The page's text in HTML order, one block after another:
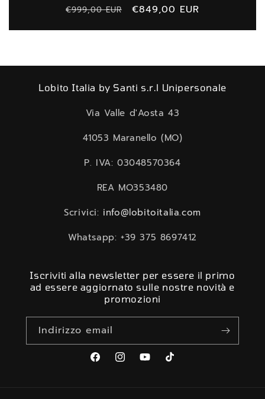
Prezzo
€999,00 EUR
Prezzo
€849,00 EUR
Lobito Italia by Santi s.r.l Unipersonale
Via Valle d'Aosta 43
41053 Maranello (MO)
P. IVA: 03048570364
REA MO353480
Scrivici: info@lobitoitalia.com
Whatsapp: +39 375 8697412
Iscriviti alla newsletter per essere il primo
ad essere aggiornato sulle nostre novità e
promozioni
Indirizzo email
FacebookInstagramYouTubeTikTok